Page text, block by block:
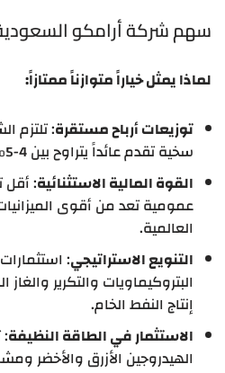
سهم شركة أرامكو السعودية
لماذا يمثل خياراً متوازناً ممتازاً:
توزيعات أرباح مستقرة: تلتزم
سخية تقدم عائداً يتراوح بين 4-5% سنوياً.
القوة المالية الاستثنائية: أقل
عمومية تعد من أقوى
العالمية.
التنويع الاستراتيجي:
البتروكيماويات والتكرير
إنتاج النفط الخام.
الاستثمار في الطاقة النظيفة:
الهيدروجين الأزرق والأخضر